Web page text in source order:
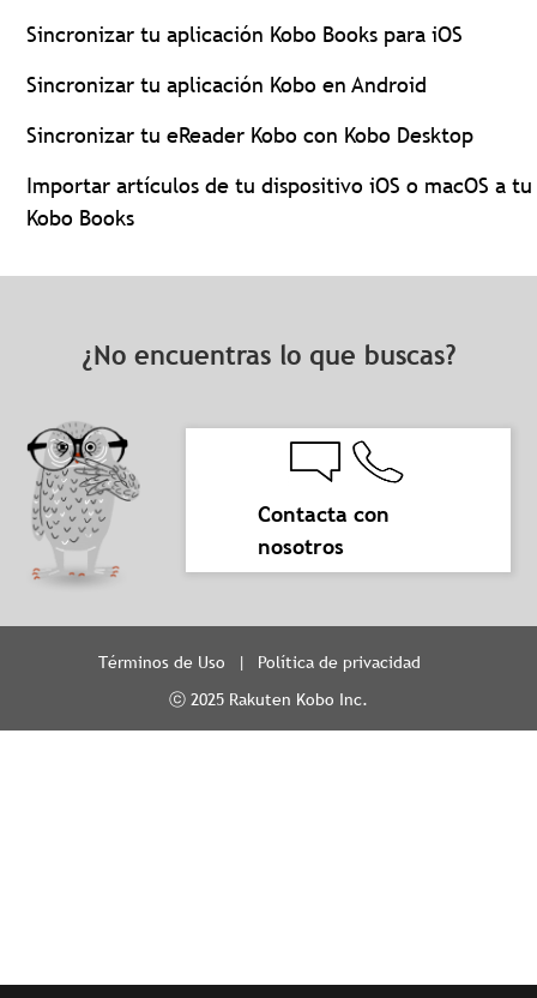
Sincronizar tu aplicación Kobo Books para iOS
Sincronizar tu aplicación Kobo en Android
Sincronizar tu eReader Kobo con Kobo Desktop
Importar artículos de tu dispositivo iOS o macOS a
Kobo Books
¿No encuentras lo que buscas?
Contacta con
nosotros
Términos de Uso
Política de privacidad
ⓒ 2025 Rakuten Kobo Inc.